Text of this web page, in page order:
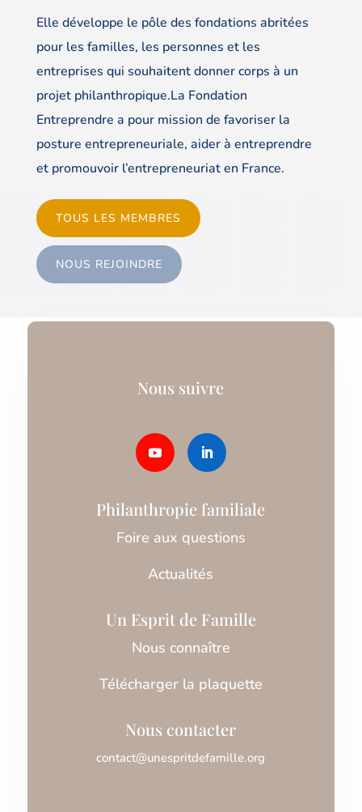
Elle développe le pôle des fondations abritées
pour les familles, les personnes et les
entreprises qui souhaitent donner corps à un
projet philanthropique.La Fondation
Entreprendre a pour mission de favoriser la
posture entrepreneuriale, aider à entreprendre
et promouvoir l’entrepreneuriat en France.
TOUS LES MEMBRES
NOUS REJOINDRE
Nous suivre
Philanthropie familiale
Foire aux questions
Actualités
Un Esprit de Famille
Nous connaître
Télécharger la plaquette
Nous contacter
contact@unespritdefamille.org